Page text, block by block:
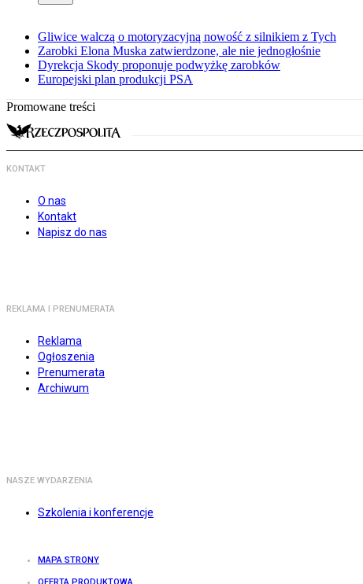
Gliwice walczą o motoryzacyjną nowość z silnikiem z Tych
Zarobki Elona Muska zatwierdzone, ale nie jednogłośnie
Dyrekcja Skody proponuje podwyżkę zarobków
Europejski plan produkcji PSA
Promowane treści
KONTAKT
O nas
Kontakt
Napisz do nas
REKLAMA I PRENUMERATA
Reklama
Ogłoszenia
Prenumerata
Archiwum
NASZE WYDARZENIA
Szkolenia i konferencje
MAPA STRONY